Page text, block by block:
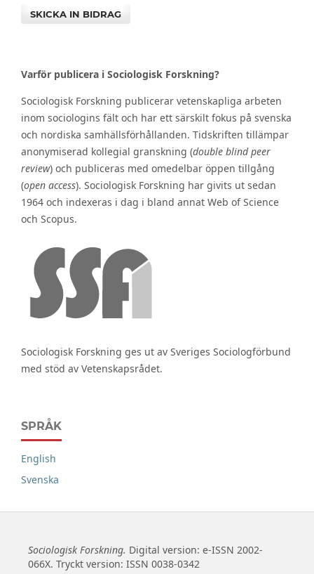
SKICKA IN BIDRAG
Varför publicera i Sociologisk Forskning?
Sociologisk Forskning publicerar vetenskapliga arbeten
inom sociologins fält och har ett särskilt fokus på svenska
och nordiska samhällsförhållanden. Tidskriften tillämpar
anonymiserad kollegial granskning (double blind peer
review) och publiceras med omedelbar öppen tillgång
(open access). Sociologisk Forskning har givits ut sedan
1964 och indexeras i dag i bland annat Web of Science
och Scopus.
Sociologisk Forskning ges ut av Sveriges Sociologförbund
med stöd av Vetenskapsrådet.
SPRÅK
English
Svenska
Sociologisk Forskning. Digital version: e-ISSN 2002-
066X. Tryckt version: ISSN 0038-0342